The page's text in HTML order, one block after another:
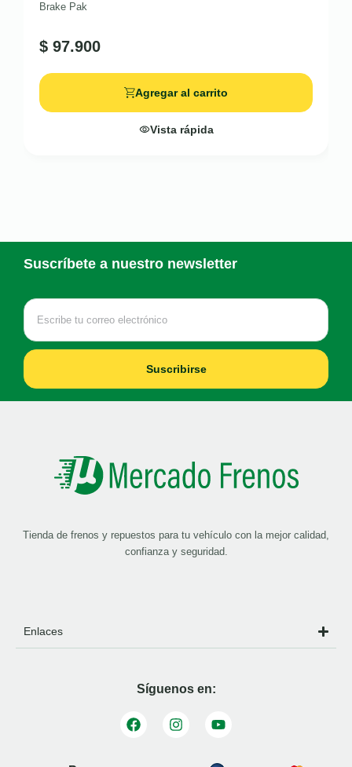
Brake Pak
$ 97.900
Agregar al carrito
Vista rápida
Suscríbete a nuestro newsletter
Suscribirse
Tienda de frenos y repuestos para tu vehículo con la mejor calidad,
confianza y seguridad.
Enlaces
Síguenos en: